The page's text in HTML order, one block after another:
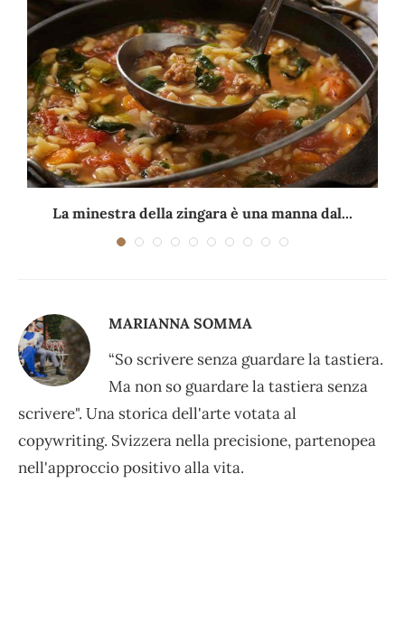
La minestra della zingara è una manna dal...
MARIANNA SOMMA
“So scrivere senza guardare la tastiera.
Ma non so guardare la tastiera senza
scrivere". Una storica dell'arte votata al
copywriting. Svizzera nella precisione, partenopea
nell'approccio positivo alla vita.